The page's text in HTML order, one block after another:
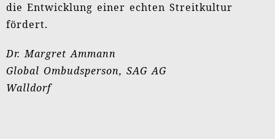
die Entwicklung einer echten Streitkultur
fördert.
Dr. Margret Ammann
Global Ombudsperson, SAG AG
Walldorf